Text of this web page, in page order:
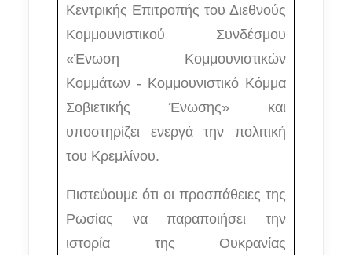
Κεντρικής Επιτροπής του Διεθνούς
Κομμουνιστικού Συνδέσμου
«Ένωση Κομμουνιστικών
Κομμάτων - Κομμουνιστικό Κόμμα
Σοβιετικής Ένωσης» και
υποστηρίζει ενεργά την πολιτική
του Κρεμλίνου.
Πιστεύουμε ότι οι προσπάθειες της
Ρωσίας να παραποιήσει την
ιστορία της Ουκρανίας